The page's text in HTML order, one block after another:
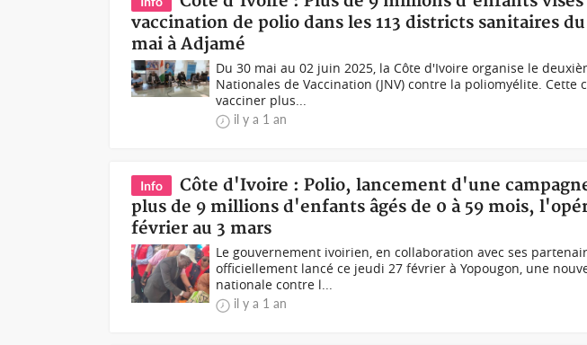
vaccination de polio dans les 113 districts sanitaires
mai à Adjamé
Du 30 mai au 02 juin 2025, la Côte d'Ivoire organise le
Nationales de Vaccination (JNV) contre la poliomyélite. Cette
vacciner plus...
il y a 1 an
Info
Côte d'Ivoire : Polio, lancement d'une
plus de 9 millions d'enfants âgés de 0 à 59 mois,
février au 3 mars
Le gouvernement ivoirien, en collaboration avec ses
officiellement lancé ce jeudi 27 février à Yopougon, une
nationale contre l...
il y a 1 an